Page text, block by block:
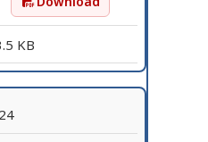
क्ष-किरण तंत्रज्ञ या पदावर
KB
24